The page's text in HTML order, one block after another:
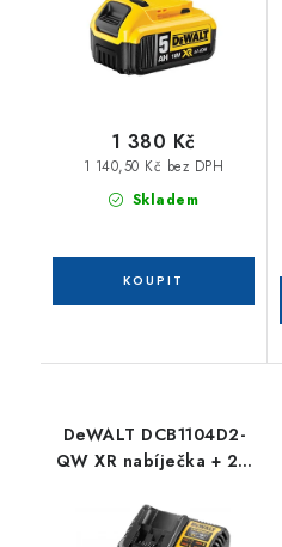
Skladem
1 140,50 Kč bez DPH
1 380 Kč
DeWALT DCB1104D2-
QW XR nabíječka + 2 x